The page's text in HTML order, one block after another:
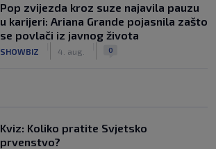
Pop zvijezda kroz suze najavila pauzu
u karijeri: Ariana Grande pojasnila zašto
se povlači iz javnog života
SHOWBIZ 4. aug. 0
Kviz: Koliko pratite Svjetsko
prvenstvo?